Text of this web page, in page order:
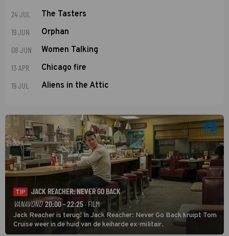
24 JUL The Tasters
19 JUN Orphan
08 JUN Women Talking
13 APR Chicago fire
19 JUL Aliens in the Attic
TIP
JACK REACHER: NEVER GO BACK
VANAVOND 20:00 - 22:25 · FILM
Jack Reacher is terug! In Jack Reacher: Never Go Back kruipt Tom
Cruise weer in de huid van de keiharde ex-militair.